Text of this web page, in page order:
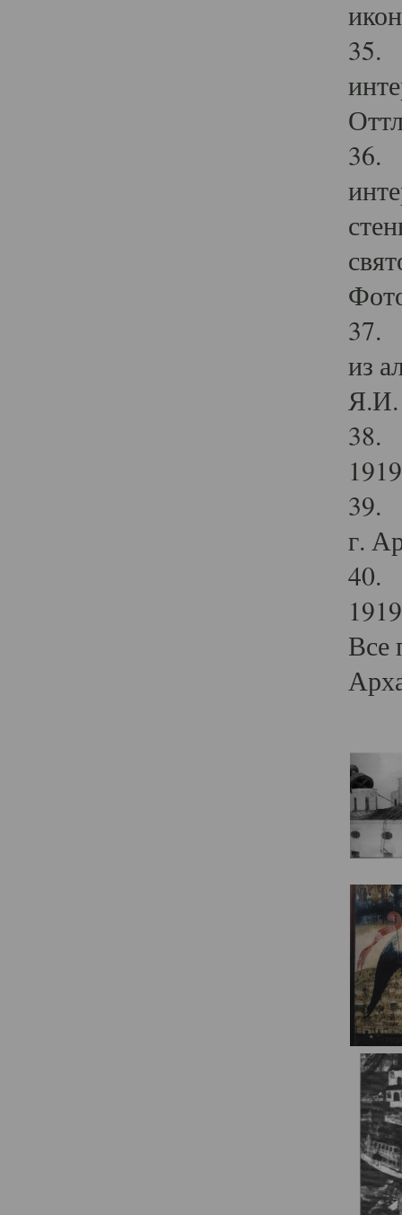
35.
36.
37.
из
Я.И.
38.
39.
г.
40.
Все